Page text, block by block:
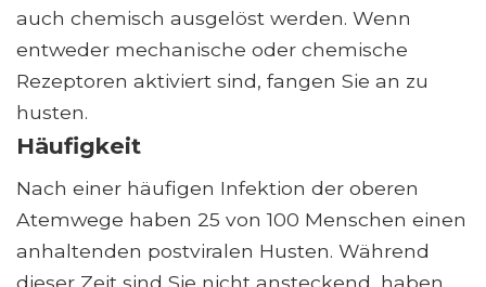
auch chemisch ausgelöst werden. Wenn
entweder mechanische oder chemische
Rezeptoren aktiviert sind, fangen Sie an zu
husten.
Häufigkeit
Nach einer häufigen Infektion der oberen
Atemwege haben 25 von 100 Menschen einen
anhaltenden postviralen Husten. Während